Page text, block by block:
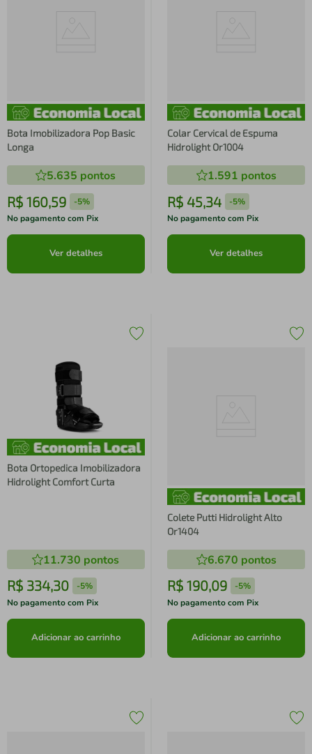
Bota Imobilizadora Pop Basic
Longa
5.635 pontos
R$ 160,59 -5%
No pagamento com Pix
Ver detalhes
Colar Cervical de Espuma
Hidrolight Or1004
1.591 pontos
R$ 45,34 -5%
No pagamento com Pix
Ver detalhes
Bota Ortopedica Imobilizadora
Hidrolight Comfort Curta
11.730 pontos
R$ 334,30 -5%
No pagamento com Pix
Adicionar ao carrinho
Colete Putti Hidrolight Alto
Or1404
6.670 pontos
R$ 190,09 -5%
No pagamento com Pix
Adicionar ao carrinho